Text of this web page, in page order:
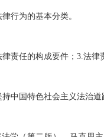
行为的基本分类。
任的构成要件；3.法律
国特色社会主义法治道